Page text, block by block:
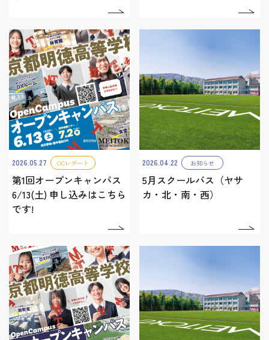
2026.05.27 OCレポート
第1回オープンキャンパス
6/13(土) 申し込みはこちら
です!
2026.04.22 お知らせ
5月スクールバス（ヤサ
カ・北・南・西）